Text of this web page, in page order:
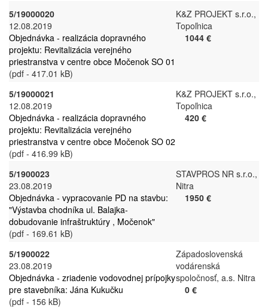
5/19000020
12.08.2019
Objednávka - realizácia dopravného
projektu: Revitalizácia verejného
priestranstva v centre obce Močenok SO 01
(pdf - 417.01 kB)
K&Z PROJEKT s.r.o.,
Topoľnica
1044 €
5/19000021
12.08.2019
Objednávka - realizácia dopravného
projektu: Revitalizácia verejného
priestranstva v centre obce Močenok SO 02
(pdf - 416.99 kB)
K&Z PROJEKT s.r.o.,
Topoľnica
420 €
5/1900023
23.08.2019
Objednávka - vypracovanie PD na stavbu:
"Výstavba chodníka ul. Balajka-
dobudovanie infraštruktúry , Močenok"
(pdf - 169.61 kB)
STAVPROS NR s.r.o.,
Nitra
1950 €
5/1900022
23.08.2019
Objednávka - zriadenie vodovodnej prípojky
pre stavebníka: Jána Kukučku
(pdf - 156 kB)
Západoslovenská
vodárenská
spoločnosť, a.s. Nitra
0 €